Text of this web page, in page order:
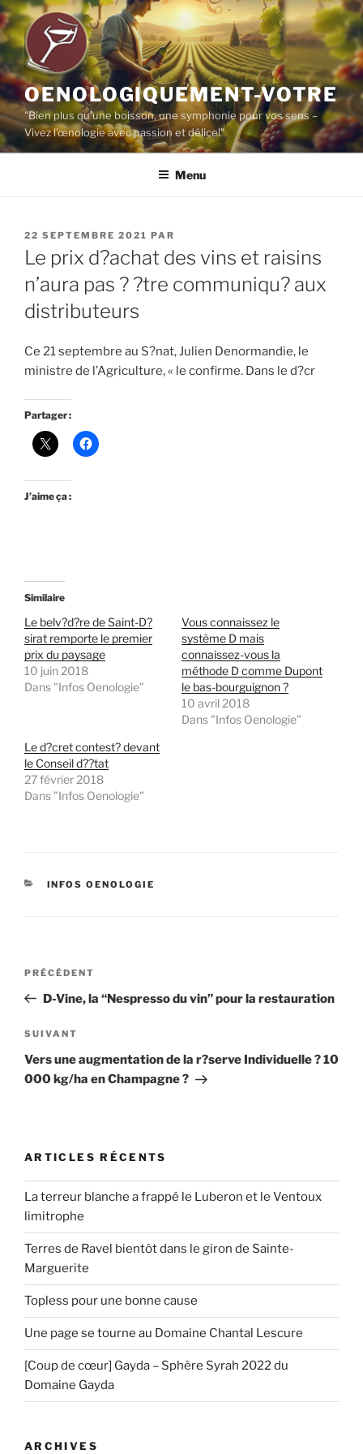
Aller
au
contenu
principal
OENOLOGIQUEMENT-VOTRE
"Bien plus qu'une boisson, une symphonie pour vos sens –
Vivez l'œnologie avec passion et délice!"
Menu
PUBLIÉ
LE
22 SEPTEMBRE 2021 PAR
Le prix d?achat des vins et raisins
n’aura pas ? ?tre communiqu? aux
distributeurs
Ce 21 septembre au S?nat, Julien Denormandie, le
ministre de l’Agriculture, « le confirme. Dans le d?cr
Partager :
J’aime ça :
Similaire
Le belv?d?re de Saint-D?
sirat remporte le premier
prix du paysage
10 juin 2018
Dans "Infos Oenologie"
Vous connaissez le
système D mais
connaissez-vous la
méthode D comme Dupont
le bas-bourguignon ?
10 avril 2018
Dans "Infos Oenologie"
Le d?cret contest? devant
le Conseil d??tat
27 février 2018
Dans "Infos Oenologie"
CATÉGORIES
INFOS OENOLOGIE
Navigation
l’article
Article
précédent
PRÉCÉDENT
D-Vine, la “Nespresso du vin” pour la restauration
Article
suivant
SUIVANT
Vers une augmentation de la r?serve Individuelle ? 10
000 kg/ha en Champagne ?
ARTICLES RÉCENTS
La terreur blanche a frappé le Luberon et le Ventoux
limitrophe
Terres de Ravel bientôt dans le giron de Sainte-
Marguerite
Topless pour une bonne cause
Une page se tourne au Domaine Chantal Lescure
[Coup de cœur] Gayda – Sphère Syrah 2022 du
Domaine Gayda
ARCHIVES